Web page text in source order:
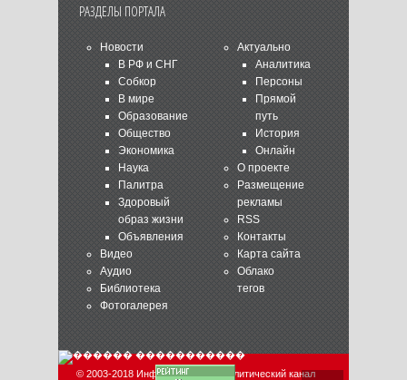
РАЗДЕЛЫ ПОРТАЛА
Новости
В РФ и СНГ
Собкор
В мире
Образование
Общество
Экономика
Наука
Палитра
Здоровый
образ жизни
Объявления
Видео
Аудио
Библиотека
Фотогалерея
Актуально
Аналитика
Персоны
Прямой
путь
История
Онлайн
О проекте
Размещение
рекламы
RSS
Контакты
Карта сайта
Облако
тегов
© 2003-2018 Информационно-аналитический канал